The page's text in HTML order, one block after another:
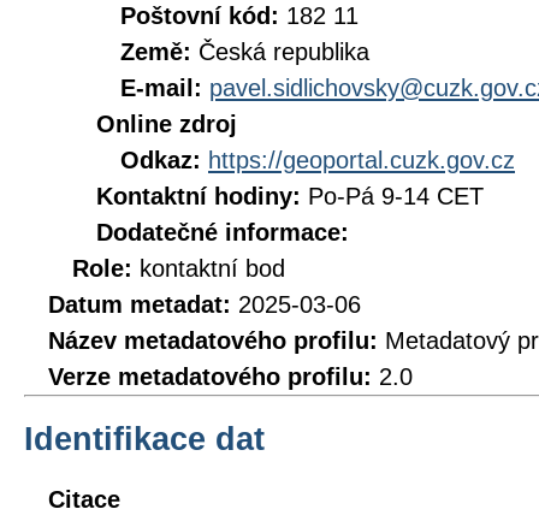
Poštovní kód: 182 11
Země: Česká republika
E-mail:
Online zdroj
Odkaz: https://geoportal.cuzk.gov.cz
Kontaktní hodiny: Po-Pá 9-14 CET
Dodatečné informace:
Role: kontaktní bod
Datum metadat: 2025-03-06
Název metadatového profilu: Metadatový
Verze metadatového profilu: 2.0
Identifikace dat
Citace